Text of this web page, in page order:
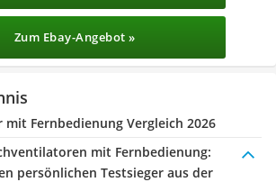
Zum Ebay-Angebot »
Fernbedienung Vergleich 2026
mit Fernbedienung:
persönlichen Testsieger aus der